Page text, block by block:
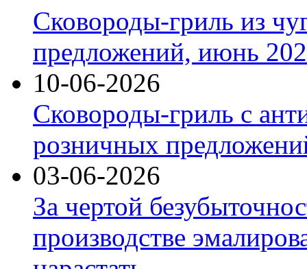
Сковороды-гриль из
предложений, июнь
10-06-2026
Сковороды-гриль с
розничных
03-06-2026
За чертой
производстве